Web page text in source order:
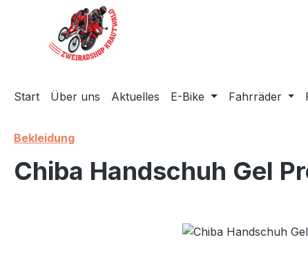
Hauptinhalt springen
Zur Suche springen
Zur Hauptnavigation springen
Start Über uns Aktuelles E-Bike Fahrräder
Bekleidung
Chiba Handschuh Gel